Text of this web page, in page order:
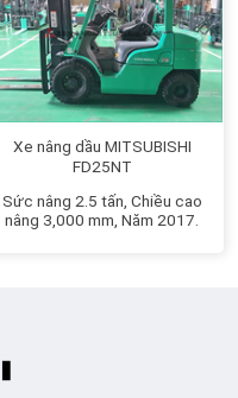
Xe nâng dầu MITSUBISHI
FD25NT
Sức nâng 2.5 tấn, Chiều cao
nâng 3,000 mm, Năm 2017.